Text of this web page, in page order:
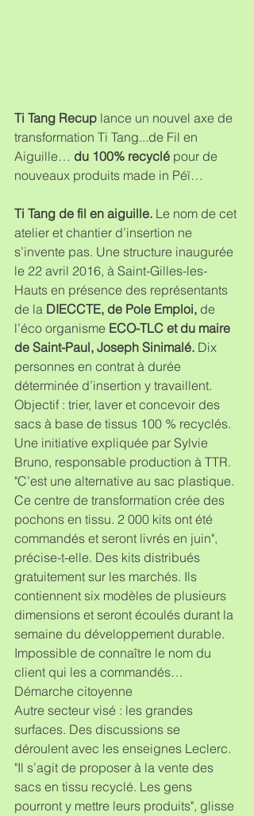
Ti Tang Recup lance un nouvel axe de
transformation Ti Tang...de Fil en
Aiguille… du 100% recyclé pour de
nouveaux produits made in Péï…
Ti Tang de fil en aiguille. Le nom de cet
atelier et chantier d’insertion ne
s’invente pas. Une structure inaugurée
le 22 avril 2016, à Saint-Gilles-les-
Hauts en présence des représentants
de la DIECCTE, de Pole Emploi, de
l’éco organisme ECO-TLC et du maire
de Saint-Paul, Joseph Sinimalé. Dix
personnes en contrat à durée
déterminée d’insertion y travaillent.
Objectif : trier, laver et concevoir des
sacs à base de tissus 100 % recyclés.
Une initiative expliquée par Sylvie
Bruno, responsable production à TTR.
"C’est une alternative au sac plastique.
Ce centre de transformation crée des
pochons en tissu. 2 000 kits ont été
commandés et seront livrés en juin",
précise-t-elle. Des kits distribués
gratuitement sur les marchés. Ils
contiennent six modèles de plusieurs
dimensions et seront écoulés durant la
semaine du développement durable.
Impossible de connaître le nom du
client qui les a commandés…
Démarche citoyenne
Autre secteur visé : les grandes
surfaces. Des discussions se
déroulent avec les enseignes Leclerc.
"Il s’agit de proposer à la vente des
sacs en tissu recyclé. Les gens
pourront y mettre leurs produits", glisse